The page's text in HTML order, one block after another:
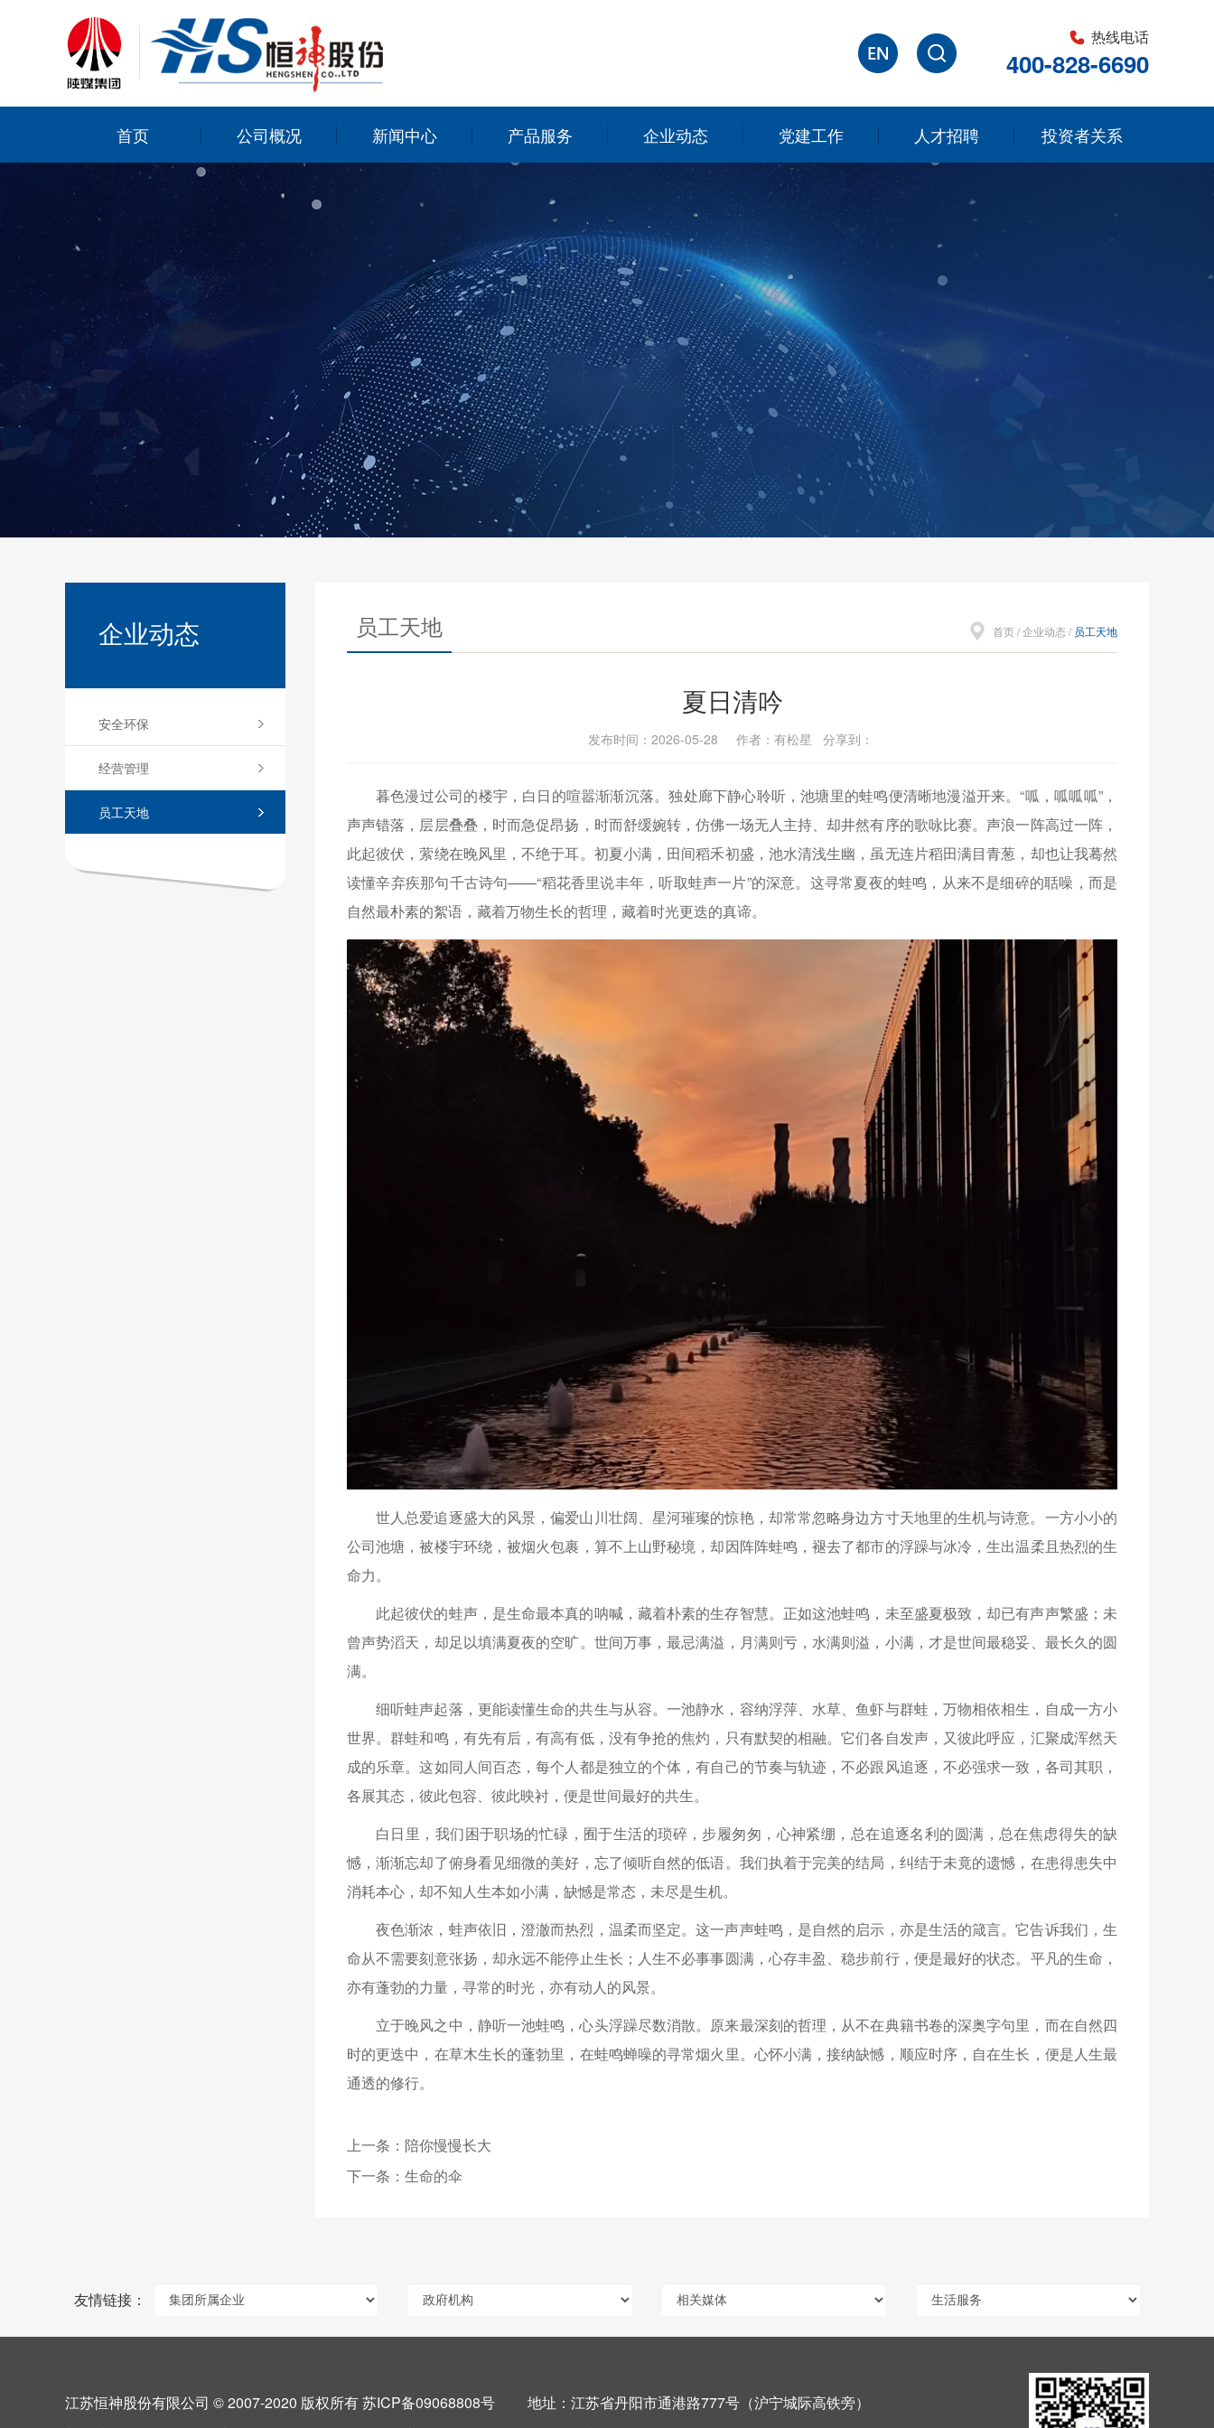
热线电话
400-828-6690
首页 公司概况 新闻中心 产品服务 企业动态 党建工作 人才招聘 投资者关系
企业动态
安全环保
经营管理
员工天地
员工天地 首页/企业动态 / 员工天地
夏日清吟
发布时间：2026-05-28 作者：有松星 分享到：
暮色漫过公司的楼宇，白日的喧嚣渐渐沉落。独处廊下静心聆听，池塘里的蛙鸣便清晰地漫溢开来。“呱，呱呱呱”，
声声错落，层层叠叠，时而急促昂扬，时而舒缓婉转，仿佛一场无人主持、却井然有序的歌咏比赛。声浪一阵高过一阵，
此起彼伏，萦绕在晚风里，不绝于耳。初夏小满，田间稻禾初盛，池水清浅生幽，虽无连片稻田满目青葱，却也让我蓦然
读懂辛弃疾那句千古诗句——“稻花香里说丰年，听取蛙声一片”的深意。这寻常夏夜的蛙鸣，从来不是细碎的聒噪，而是
自然最朴素的絮语，藏着万物生长的哲理，藏着时光更迭的真谛。
世人总爱追逐盛大的风景，偏爱山川壮阔、星河璀璨的惊艳，却常常忽略身边方寸天地里的生机与诗意。一方小小的
公司池塘，被楼宇环绕，被烟火包裹，算不上山野秘境，却因阵阵蛙鸣，褪去了都市的浮躁与冰冷，生出温柔且热烈的生
命力。
此起彼伏的蛙声，是生命最本真的呐喊，藏着朴素的生存智慧。正如这池蛙鸣，未至盛夏极致，却已有声声繁盛；未
曾声势滔天，却足以填满夏夜的空旷。世间万事，最忌满溢，月满则亏，水满则溢，小满，才是世间最稳妥、最长久的圆
满。
细听蛙声起落，更能读懂生命的共生与从容。一池静水，容纳浮萍、水草、鱼虾与群蛙，万物相依相生，自成一方小
世界。群蛙和鸣，有先有后，有高有低，没有争抢的焦灼，只有默契的相融。它们各自发声，又彼此呼应，汇聚成浑然天
成的乐章。这如同人间百态，每个人都是独立的个体，有自己的节奏与轨迹，不必跟风追逐，不必强求一致，各司其职，
各展其态，彼此包容、彼此映衬，便是世间最好的共生。
白日里，我们困于职场的忙碌，囿于生活的琐碎，步履匆匆，心神紧绷，总在追逐名利的圆满，总在焦虑得失的缺
憾，渐渐忘却了俯身看见细微的美好，忘了倾听自然的低语。我们执着于完美的结局，纠结于未竟的遗憾，在患得患失中
消耗本心，却不知人生本如小满，缺憾是常态，未尽是生机。
夜色渐浓，蛙声依旧，澄澈而热烈，温柔而坚定。这一声声蛙鸣，是自然的启示，亦是生活的箴言。它告诉我们，生
命从不需要刻意张扬，却永远不能停止生长；人生不必事事圆满，心存丰盈、稳步前行，便是最好的状态。平凡的生命，
亦有蓬勃的力量，寻常的时光，亦有动人的风景。
立于晚风之中，静听一池蛙鸣，心头浮躁尽数消散。原来最深刻的哲理，从不在典籍书卷的深奥字句里，而在自然四
时的更迭中，在草木生长的蓬勃里，在蛙鸣蝉噪的寻常烟火里。心怀小满，接纳缺憾，顺应时序，自在生长，便是人生最
通透的修行。
上一条：陪你慢慢长大
下一条：生命的伞
友情链接：
江苏恒神股份有限公司 © 2007-2020 版权所有苏ICP备09068808号 地址：江苏省丹阳市通港路777号（沪宁城际高铁旁）